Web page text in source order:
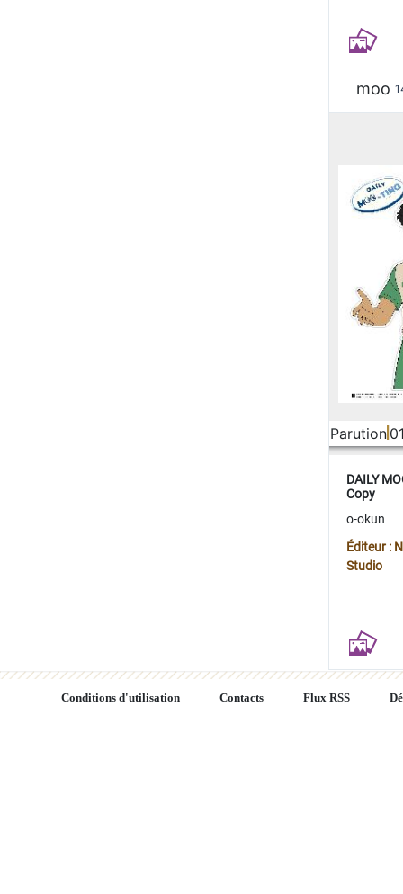
moo
Parution
DAILY
Copy
o-okun
Éditeur :
Studio
Conditions d'utilisation Contacts Flux RSS